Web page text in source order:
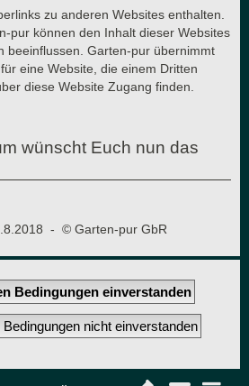
zu anderen Websites enthalten.
pur können den Inhalt dieser Websites
beeinflussen. Garten-pur übernimmt
eine Website, die einem Dritten
diese Website Zugang finden.
wünscht Euch nun das
- © Garten-pur GbR